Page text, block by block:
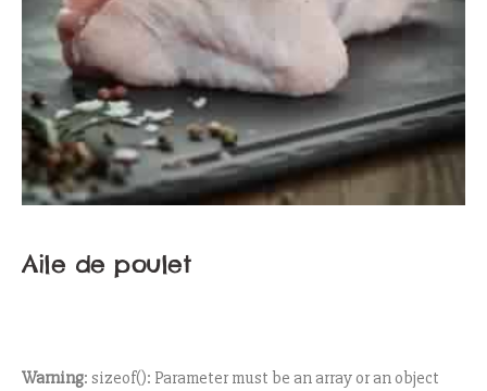
Aile de poulet
Warning: sizeof(): Parameter must be an array or an object